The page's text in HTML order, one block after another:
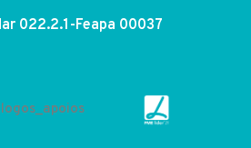
022.2.1-Feapa 00037